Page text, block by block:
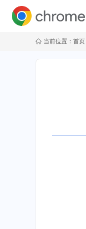
当前位置： 首页